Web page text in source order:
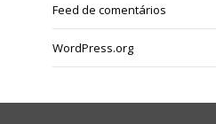
Feed de comentários
WordPress.org